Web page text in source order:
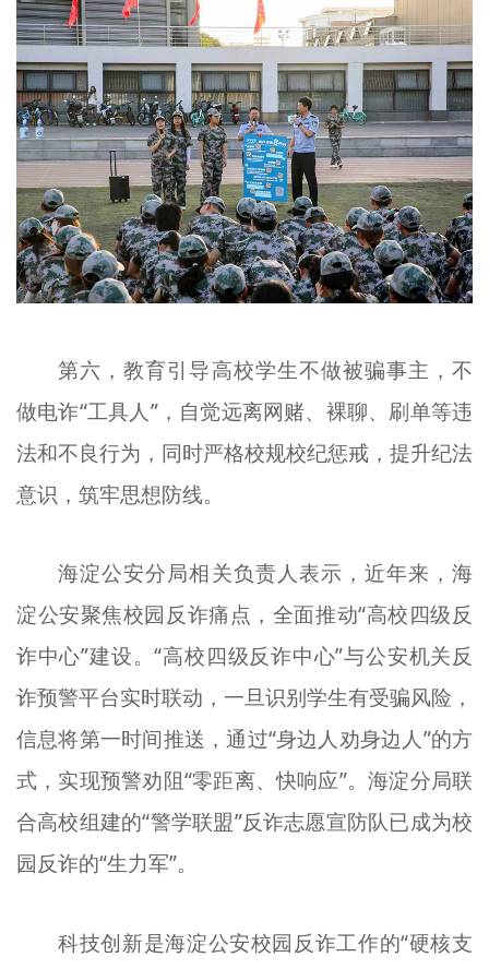
第六，教育引导高校学生不做被骗事主，不
做电诈“工具人”，自觉远离网赌、裸聊、刷单等违
法和不良行为，同时严格校规校纪惩戒，提升纪法
意识，筑牢思想防线。
海淀公安分局相关负责人表示，近年来，海
淀公安聚焦校园反诈痛点，全面推动“高校四级反
诈中心”建设。“高校四级反诈中心”与公安机关反
诈预警平台实时联动，一旦识别学生有受骗风险，
信息将第一时间推送，通过“身边人劝身边人”的方
式，实现预警劝阻“零距离、快响应”。海淀分局联
合高校组建的“警学联盟”反诈志愿宣防队已成为校
园反诈的“生力军”。
科技创新是海淀公安校园反诈工作的“硬核支